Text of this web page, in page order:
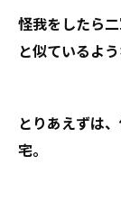
怪我をしたら
と似ているよう
とりあえずは
宅。